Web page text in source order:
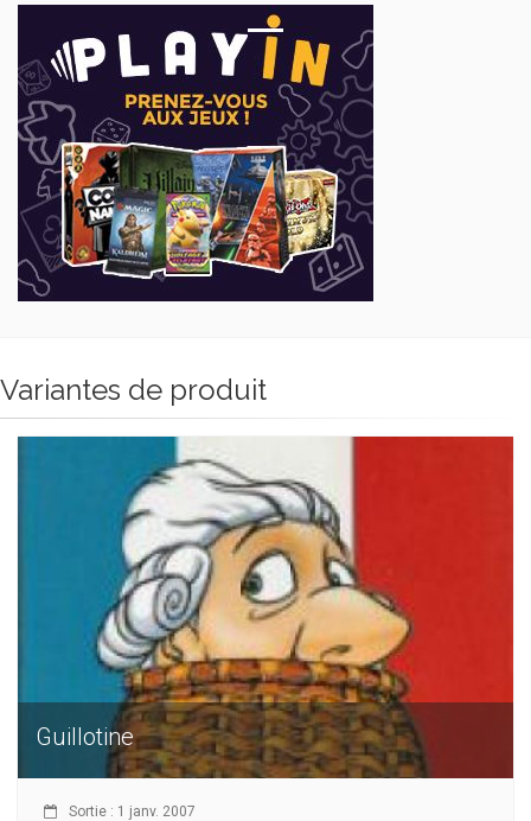
Variantes de produit
Guillotine
Sortie : 1 janv. 2007